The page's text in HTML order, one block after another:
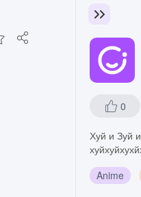
0
Хуй и Зуй
Anime